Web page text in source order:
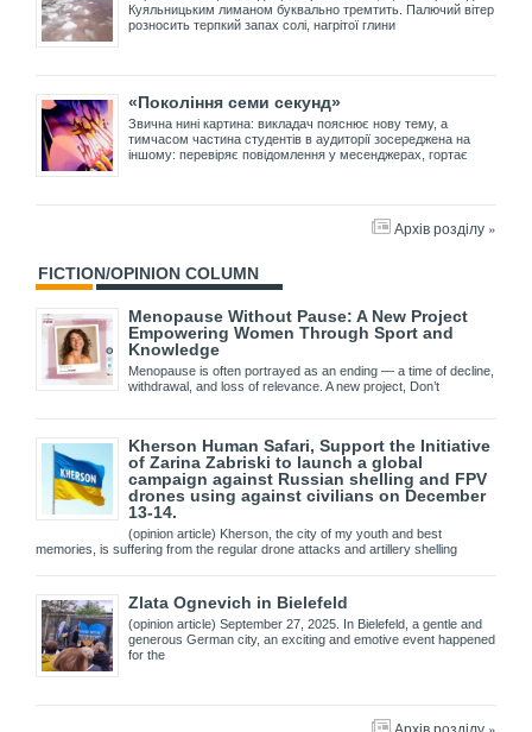
Куяльницьким лиманом буквально тремтить. Палючий вітер
розносить терпкий запах солі, нагрітої глини
«Покоління семи секунд»
Звична нині картина: викладач пояснює нову тему, а
тимчасом частина студентів в аудиторії зосереджена на
іншому: перевіряє повідомлення у месенджерах, гортає
Архів розділу »
FICTION/OPINION COLUMN
Menopause Without Pause: A New Project
Empowering Women Through Sport and
Knowledge
Menopause is often portrayed as an ending — a time of decline,
withdrawal, and loss of relevance. A new project, Don’t
Kherson Human Safari, Support the Initiative
of Zarina Zabriski to launch a global
campaign against Russian shelling and FPV
drones using against civilians on December
13-14.
(opinion article) Kherson, the city of my youth and best
memories, is suffering from the regular drone attacks and artillery shelling
Zlata Ognevich in Bielefeld
(opinion article) September 27, 2025. In Bielefeld, a gentle and
generous German city, an exciting and emotive event happened
for the
Архів розділу »